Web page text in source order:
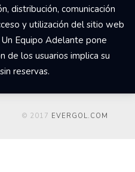
distribución, comunicación
y utilización del sitio web
Equipo Adelante pone
de los usuarios implica su
reservas.
© 2017 EVERGOL.COM